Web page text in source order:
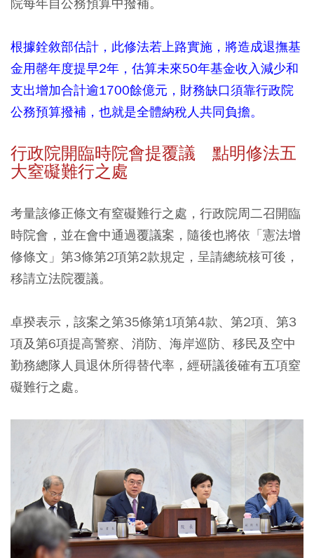
根據銓敘部估計，此修法若上路實施，將造成退撫基
金用罄年度提早2年，估算未來50年基金收入減少和
支出增加合計逾1700餘億元，財務缺口須靠行政院
公務預算撥補，也就是全體納稅人共同負擔。
行政院開臨時院會提覆議 點明修法五
大窒礙難行之處
考量該修正條文有窒礙難行之處，行政院周二召開臨
時院會，並在會中通過覆議案，隨後也將依「憲法增
修條文」第3條第2項第2款規定，呈請總統核可後，
移請立法院覆議。
卓揆表示，該案之第35條第1項第4款、第2項、第3
項及第6項提高警察、消防、海岸巡防、移民及空中
勤務總隊人員退休所得替代率，經研議後確有五項窒
礙難行之處。